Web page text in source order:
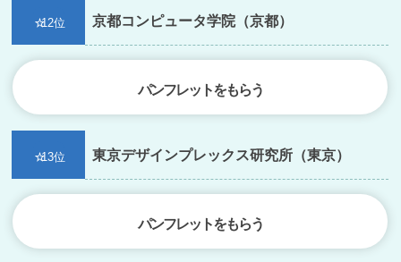
12位 京都コンピュータ学院（京都）
パンフレットをもらう
13位 東京デザインプレックス研究所（東京）
パンフレットをもらう